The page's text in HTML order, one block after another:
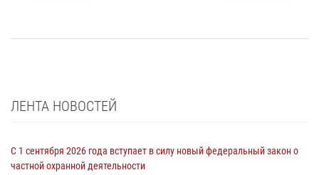
ЛЕНТА НОВОСТЕЙ
С 1 сентября 2026 года вступает в силу новый федеральный закон о
частной охранной деятельности